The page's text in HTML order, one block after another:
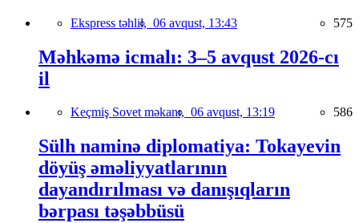
Ekspress təhlil, 06 avqust, 13:43 575
Məhkəmə icmalı: 3–5 avqust 2026-cı
il
Keçmiş Sovet məkanı, 06 avqust, 13:19 586
Sülh naminə diplomatiya: Tokayevin
döyüş əməliyyatlarının
dayandırılması və danışıqların
bərpası təşəbbüsü